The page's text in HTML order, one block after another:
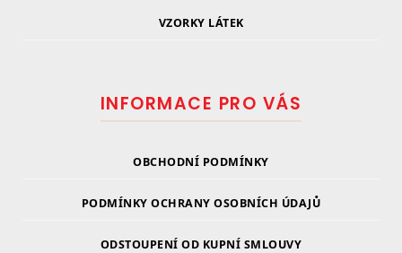
VZORKY LÁTEK
INFORMACE PRO VÁS
OBCHODNÍ PODMÍNKY
PODMÍNKY OCHRANY OSOBNÍCH ÚDAJŮ
ODSTOUPENÍ OD KUPNÍ SMLOUVY